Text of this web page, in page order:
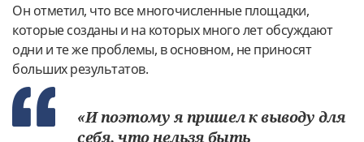
Он отметил, что все многочисленные площадки,
которые созданы и на которых много лет обсуждают
одни и те же проблемы, в основном, не приносят
больших результатов.
«И поэтому я пришел к выводу для
себя, что нельзя быть